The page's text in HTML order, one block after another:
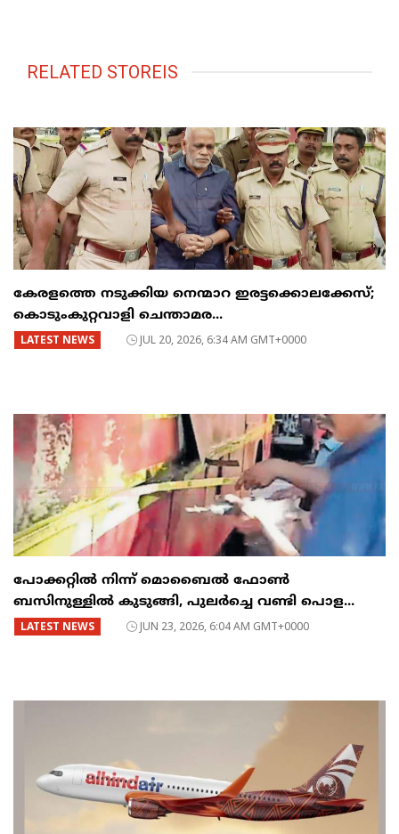
RELATED STOREIS
കേരളത്തെ നടുക്കിയ നെന്മാറ ഇരട്ടക്കൊലക്കേസ്;
കൊടുംകുറ്റവാളി ചെന്താമര...
LATEST NEWS JUL 20, 2026, 6:34 AM GMT+0000
പോക്കറ്റിൽ നിന്ന് മൊബൈൽ ഫോൺ
ബസിനുള്ളിൽ കുടുങ്ങി, പുലർച്ചെ വണ്ടി പൊള...
LATEST NEWS JUN 23, 2026, 6:04 AM GMT+0000